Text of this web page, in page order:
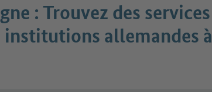
: Trouvez des services
institutions allemandes à